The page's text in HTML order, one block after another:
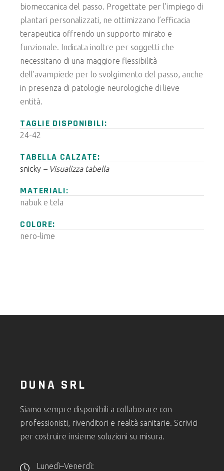
biomeccanica del passo. Progettate per l’impiego di
plantari personalizzati, ne ottimizzano l’efficacia
terapeutica offrendo un supporto mirato e
funzionale. Indicata inoltre per soggetti che
necessitano di una maggiore flessibilità
dell’avampiede per lo svolgimento del passo, anche
in presenza di patologie neurologiche di lieve
entità.
TAGLIE DISPONIBILI:
24-42
TABELLA CALZATE:
snicky – Visualizza tabella
MATERIALI:
nabuk e tela
COLORE:
nero-lime
DUNA SRL
Siamo sempre disponibili a collaborare con
professionisti, rivenditori e realtà sanitarie. Scrivici
per costruire insieme soluzioni su misura.
Lunedì–Venerdì: